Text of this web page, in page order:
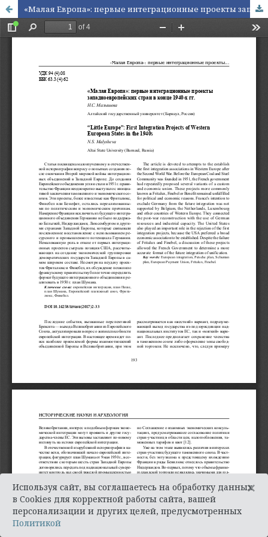
«Малая Европа»: первые интеграционные проекты западноевропейских стран в конце 1940-х гг.
Используя сайт, вы соглашаетесь на обработку данных
в Cookies для корректной работы сайта, вашей
персонализации и других целей, предусмотренных
Политикой
×